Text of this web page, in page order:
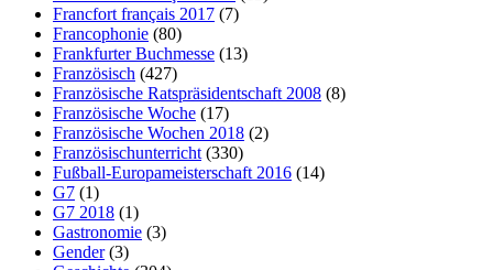
Francfort français 2017 (7)
Francophonie (80)
Frankfurter Buchmesse (13)
Französisch (427)
Französische Ratspräsidentschaft 2008 (8)
Französische Woche (17)
Französische Wochen 2018 (2)
Französischunterricht (330)
Fußball-Europameisterschaft 2016 (14)
G7 (1)
G7 2018 (1)
Gastronomie (3)
Gender(3)